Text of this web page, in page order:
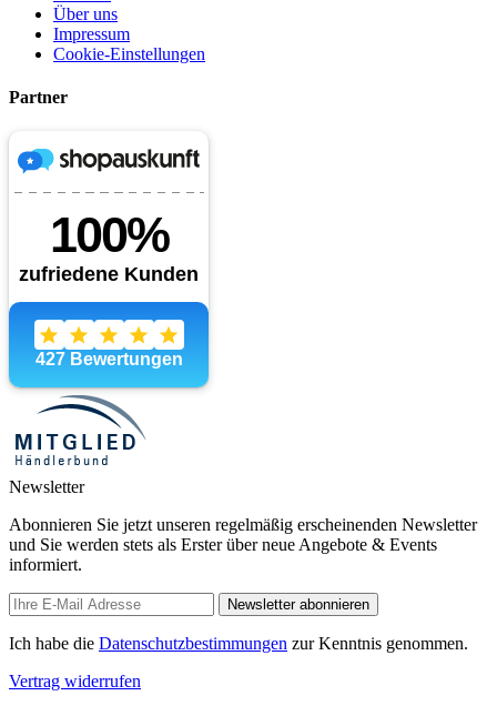
Über uns
Impressum
Cookie-Einstellungen
Partner
Newsletter
Abonnieren Sie jetzt unseren regelmäßig erscheinenden Newsletter
und Sie werden stets als Erster über neue Angebote & Events
informiert.
Newsletter abonnieren
Ich habe die Datenschutzbestimmungen zur Kenntnis genommen.
Vertrag widerrufen